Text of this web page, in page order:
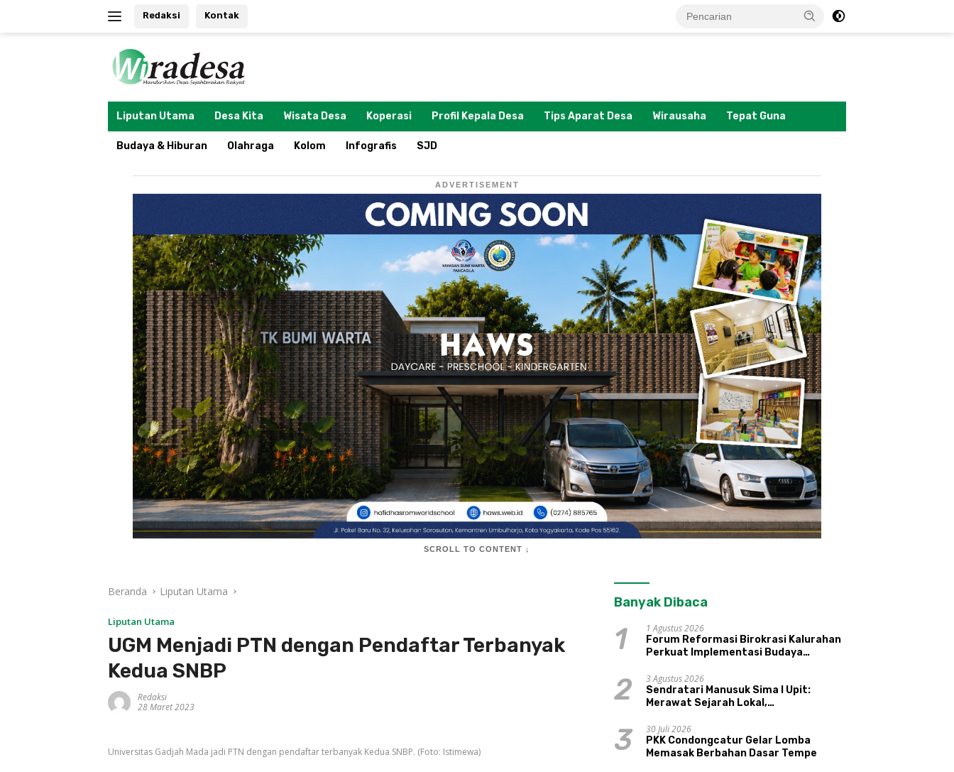
Redaksi Kontak
Liputan Utama Desa Kita Wisata Desa Koperasi Profil Kepala Desa Tips Aparat Desa Wirausaha Tepat Guna
Budaya & Hiburan Olahraga Kolom Infografis SJD
ADVERTISEMENT
SCROLL TO CONTENT ↓
Beranda Liputan Utama
Liputan Utama
UGM Menjadi PTN dengan Pendaftar Terbanyak
Kedua SNBP
Redaksi
28 Maret 2023
Universitas Gadjah Mada jadi PTN dengan pendaftar terbanyak Kedua SNBP. (Foto: Istimewa)
Banyak Dibaca
1
1 Agustus 2026
Forum Reformasi Birokrasi Kalurahan
Perkuat Implementasi Budaya
Kepamongan DIY
2
3 Agustus 2026
Sendratari Manusuk Sima I Upit:
Merawat Sejarah Lokal,
Pariwisata, dan Ekologi Klaten
3
30 Juli 2026
PKK Condongcatur Gelar Lomba
Memasak Berbahan Dasar Tempe